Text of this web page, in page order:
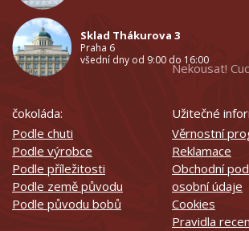
Sklad Thákurova 3
Praha 6
všední dny od 9:00 do 16:00
čokoláda:
Podle chuti
Podle výrobce
Podle příležitosti
Podle země původu
Podle původu bobů
Nekousat!
Užitečné
Věrnostní
Reklamace
Obchodní
osobní údaje
Cookies
Pravidla